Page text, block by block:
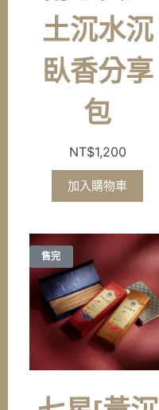
土沉水沉
臥香分享
包
NT$1,200
加入購物車
售完